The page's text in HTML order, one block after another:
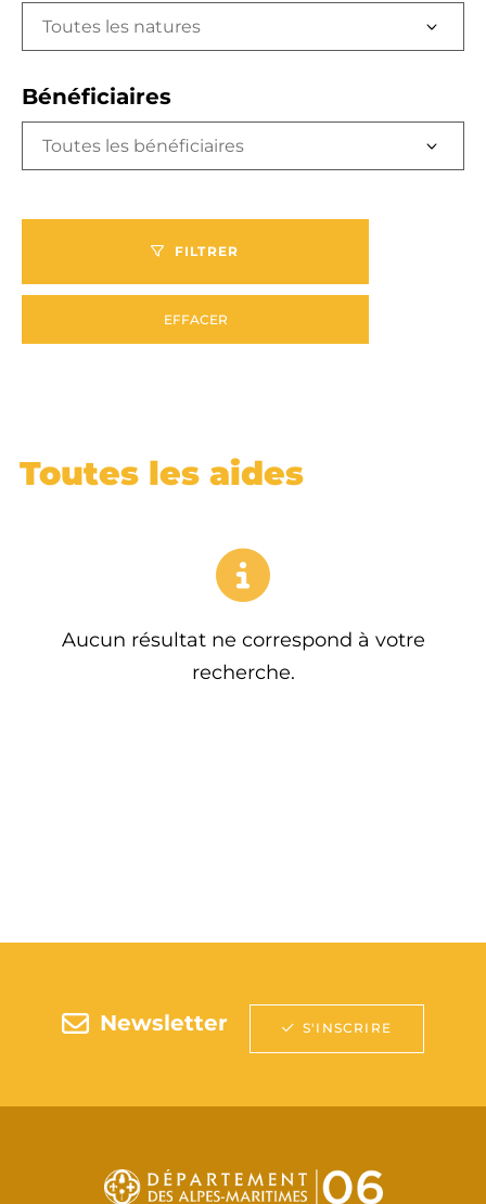
Toutes les natures
Bénéficiaires
Toutes les bénéficiaires
FILTRER
EFFACER
Toutes les aides
Aucun résultat ne correspond à votre
recherche.
Newsletter S'INSCRIRE